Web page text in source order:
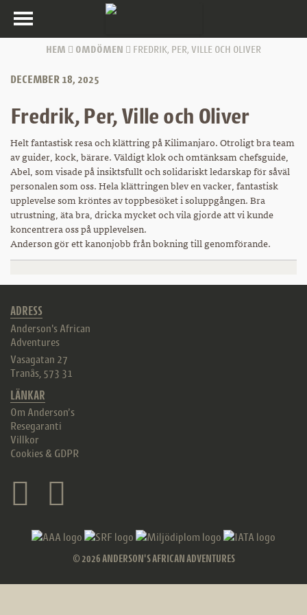
Toggle
navigation
HEM OMDÖMEN FREDRIK, PER, VILLE OCH OLIVER
DECEMBER 18, 2025
Fredrik, Per, Ville och Oliver
Helt fantastisk resa och klättring på Kilimanjaro. Otroligt bra team
av guider, kock, bärare. Väldigt klok och omtänksam chefsguide,
Abel, som visade på insiktsfullt och solidariskt ledarskap för såväl
personalen som oss. Hela klättringen blev en vacker, fantastisk
upplevelse som kröntes av toppbesöket i soluppgången. Bra
utrustning, äta bra, dricka mycket och vila gjorde att vi kunde
koncentrera oss på upplevelsen.
Anderson gör ett kanonjobb från bokning till genomförande.
ADRESS
Anderson's African
Adventures
Vasagatan 27
Tranås 573 31
LÄNKAR
Om Anderson’s
Resegaranti
Villkor
Cookies & GDPR
© 2026 ANDERSON'S AFRICAN ADVENTURES